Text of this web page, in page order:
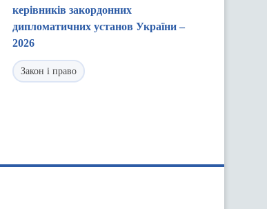
керівників закордонних
дипломатичних установ України –
2026
Закон і право